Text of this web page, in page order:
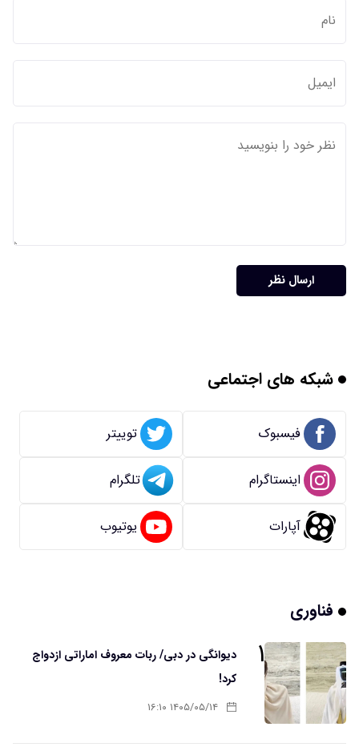
ارسال نظر
شبکه های اجتماعی
فیسبوک توییتر
اینستاگرام تلگرام
آپارات یوتیوب
فناوری
۱
دیوانگی در دبی/ ربات معروف اماراتی ازدواج
کرد!
۱۴۰۵/۰۵/۱۴ ۱۶:۱۰